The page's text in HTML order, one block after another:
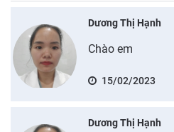
Dương Thị Hạnh
Chào em
15/02/2023
Dương Thị Hạnh